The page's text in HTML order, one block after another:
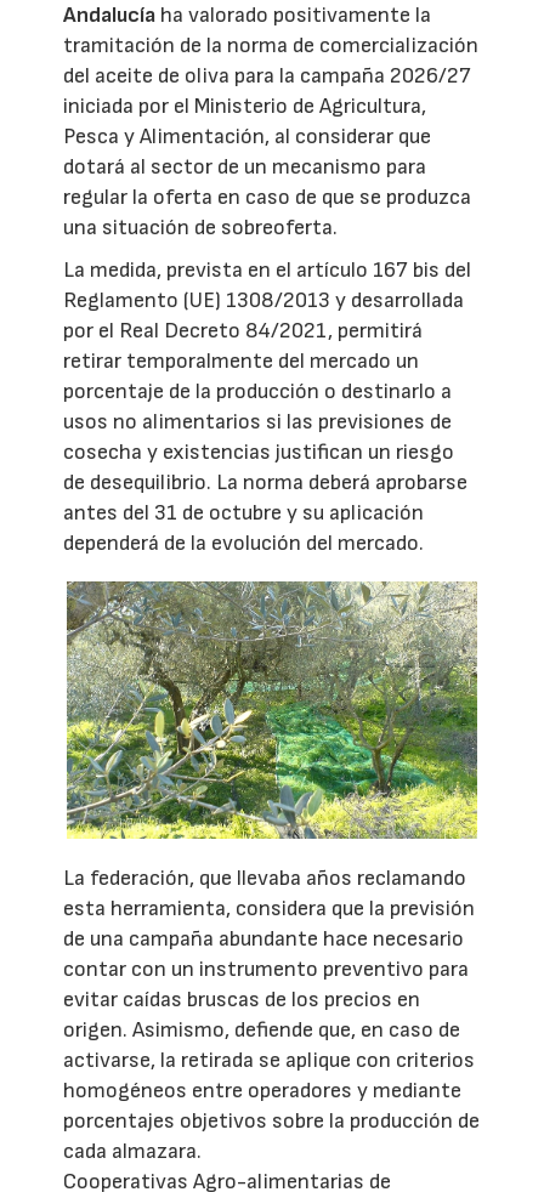
Andalucía ha valorado positivamente la
tramitación de la norma de comercialización
del aceite de oliva para la campaña 2026/27
iniciada por el Ministerio de Agricultura,
Pesca y Alimentación, al considerar que
dotará al sector de un mecanismo para
regular la oferta en caso de que se produzca
una situación de sobreoferta.
La medida, prevista en el artículo 167 bis del
Reglamento (UE) 1308/2013 y desarrollada
por el Real Decreto 84/2021, permitirá
retirar temporalmente del mercado un
porcentaje de la producción o destinarlo a
usos no alimentarios si las previsiones de
cosecha y existencias justifican un riesgo
de desequilibrio. La norma deberá aprobarse
antes del 31 de octubre y su aplicación
dependerá de la evolución del mercado.
La federación, que llevaba años reclamando
esta herramienta, considera que la previsión
de una campaña abundante hace necesario
contar con un instrumento preventivo para
evitar caídas bruscas de los precios en
origen. Asimismo, defiende que, en caso de
activarse, la retirada se aplique con criterios
homogéneos entre operadores y mediante
porcentajes objetivos sobre la producción de
cada almazara.
Cooperativas Agro-alimentarias de